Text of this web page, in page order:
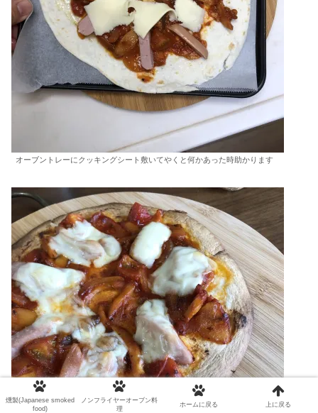
オーブントレーにクッキングシート敷いてやくと何かあった時助かります
燻製(Japanese smoked
food)
ノンフライヤーオーブン料
理
ホームに戻る 上に戻る